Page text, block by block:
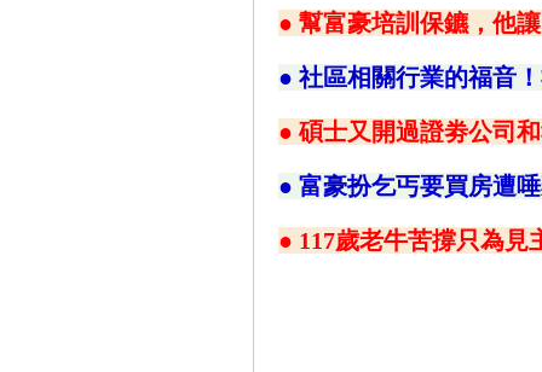
● 幫富豪培訓保鑣，他
● 社區相關行業的福音
● 碩士又開過證劵公司
● 富豪扮乞丐要買房遭
● 117歲老牛苦撐只為見